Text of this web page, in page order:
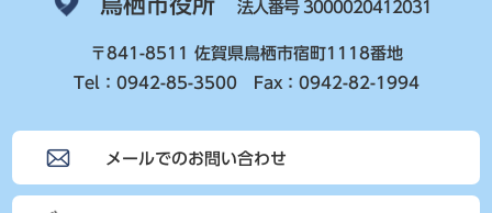
鳥栖市役所 法人番号 3000020412031
〒841-8511 佐賀県鳥栖市宿町1118番地
Tel：0942-85-3500 Fax：0942-82-1994
メールでのお問い合わせ